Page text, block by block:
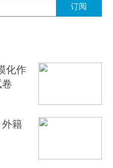
订阅
化作
籍